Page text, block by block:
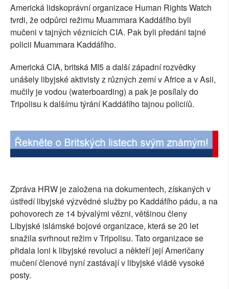
SOCIÁLNÍ SÍTĚ
RUBRIKY
Americká lidskoprávní organizace Human Rights Watch
tvrdi, že odpůrci režimu Muammara Kaddáfího byli
mučeni v tajných věznicích CIA. Pak byli předáni tajné
policii Muammara Kaddáfího.
Americká CIA, britská MI5 a další západní rozvědky
unášely libyjské aktivisty z různých zemí v Africe a v Asii,
mučily je vodou (waterboarding) a pak je posílaly do
Tripolisu k dalšímu týrání Kaddáfího tajnou policiíů.
Zpráva HRW je založena na dokumentech, získaných v
ústředí libyjské výzvědné služby po Kaddáfího pádu, a na
pohovorech ze 14 bývalými vězni, většinou členy
Libyjské islámské bojové organizace, která se 20 let
snažila svrhnout režim v Tripolisu. Tato organizace se
přidala loni k libyjské revoluci a někteří její Američany
mučení členové nyní zastávají v libyjské vládě vysoké
posty.